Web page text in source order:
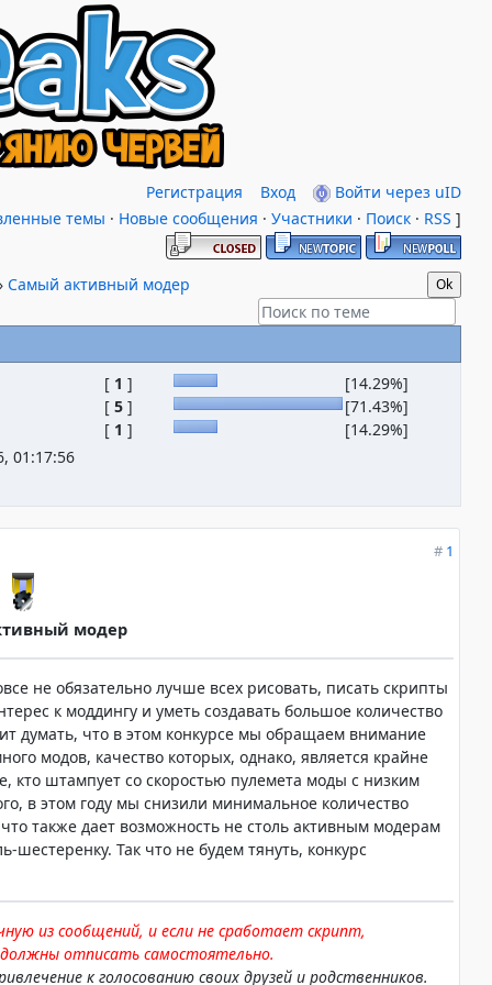
Регистрация Вход
Войти через uID
темы · Новые сообщения · Участники · Поиск · RSS ]
Самый активный модер
[ 1 ]
[14.29%]
[ 5]
[71.43%]
[ 1 ]
[14.29%]
01:17:56
# 1
модер
не обязательно лучше всех рисовать, писать скрипты
к моддингу и уметь создавать большое количество
думать, что в этом конкурсе мы обращаем внимание
модов, качество которых, однако, является крайне
штампует со скоростью пулемета моды с низким
в этом году мы снизили минимальное количество
также дает возможность не столь активным модерам
Так что не будем тянуть, конкурс
из сообщений, и если не сработает скрипт,
отписать самостоятельно.
к голосованию своих друзей и родственников.